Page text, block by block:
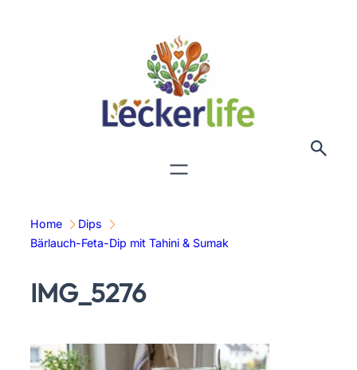
Home
Dips
Bärlauch-Feta-Dip mit Tahini & Sumak
IMG_5276